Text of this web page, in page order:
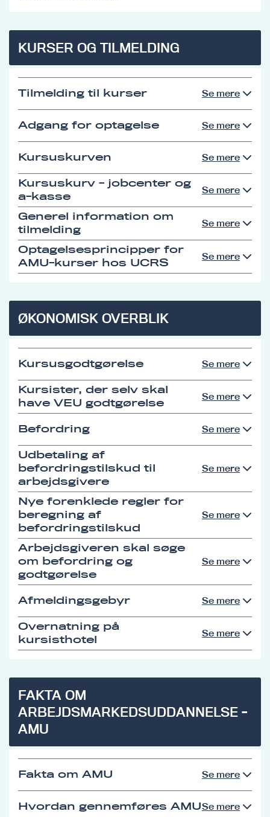
KURSER OG TILMELDING
Tilmelding til kurser Se mere
Adgang for optagelse Se mere
Kursuskurven Se mere
Kursuskurv - jobcenter og
a-kasse
Se mere
Generel information om
tilmelding
Se mere
Optagelsesprincipper for
AMU-kurser hos UCRS
Se mere
ØKONOMISK OVERBLIK
Kursusgodtgørelse Se mere
Kursister, der selv skal
have VEU godtgørelse
Se mere
Befordring Se mere
Udbetaling af
befordringstilskud til
arbejdsgivere
Se mere
Nye forenklede regler for
beregning af
befordringstilskud
Se mere
Arbejdsgiveren skal søge
om befordring og
godtgørelse
Se mere
Afmeldingsgebyr Se mere
Overnatning på
kursisthotel
Se mere
FAKTA OM
ARBEJDSMARKEDSUDDANNELSE -
AMU
Fakta om AMU Se mere
Hvordan gennemføres AMUSe mere